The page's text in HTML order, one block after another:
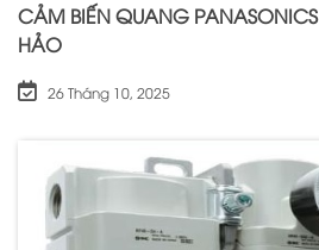
CẢM BIẾN QUANG
HẢO
26 Tháng 10, 2025